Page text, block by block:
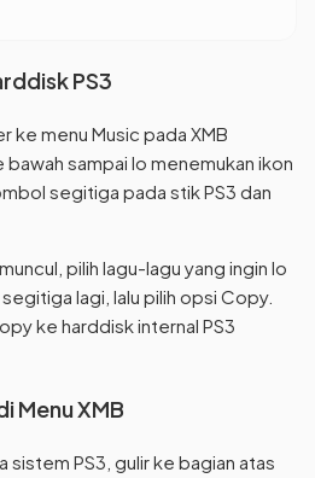
PS3
ke menu Music pada XMB
bawah sampai lo menemukan ikon
segitiga pada stik PS3 dan
pilih lagu-lagu yang ingin lo
lagi, lalu pilih opsi Copy.
ke harddisk internal PS3
Menu XMB
sistem PS3, gulir ke bagian atas